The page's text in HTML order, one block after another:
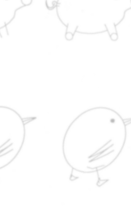
en un centro
fuga
Marivent al
de la Corona tras